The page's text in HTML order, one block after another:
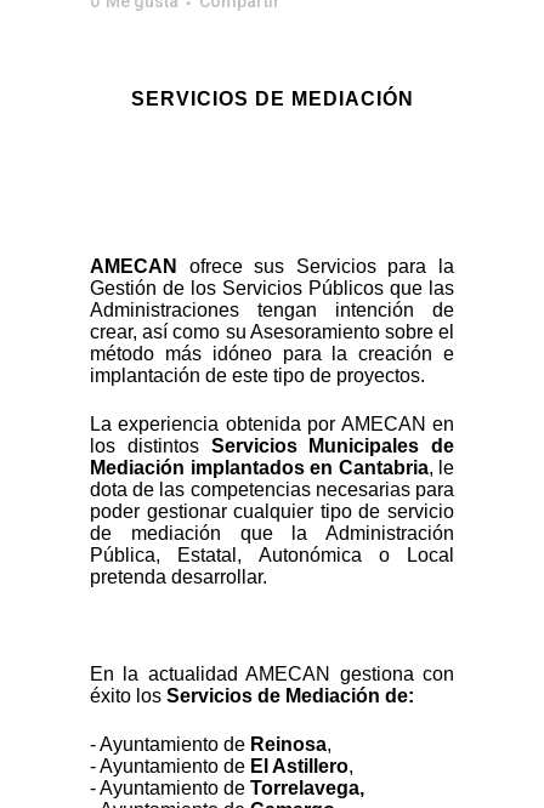
SERVICIOS DE MEDIACIÓN
AMECAN
ofrece sus Servicios para la
Gestión de los Servicios Públicos que las
Administraciones tengan intención de
crear, así como su Asesoramiento sobre el
método más idóneo para la creación e
implantación de este tipo de proyectos.
La experiencia obtenida por AMECAN en
los distintos Servicios Municipales de
Mediación implantados en Cantabria, le
dota de las competencias necesarias para
poder gestionar cualquier tipo de servicio
de mediación que la Administración
Pública, Estatal, Autonómica o Local
pretenda desarrollar.
En la actualidad AMECAN gestiona con
éxito los Servicios de Mediación de:
- Ayuntamiento de Reinosa,
- Ayuntamiento de El Astillero,
- Ayuntamiento de Torrelavega,